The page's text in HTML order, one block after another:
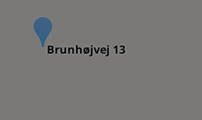
Brunhøjvej 13